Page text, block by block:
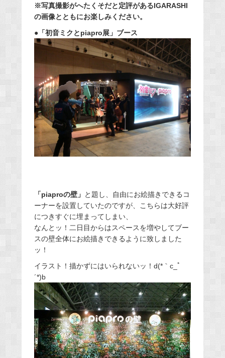
※写真撮影がへたくそだと定評があるIGARASHI
の画像とともにお楽しみください。
●「初音ミクとpiapro展」ブース
「piaproの壁」 と題し、自由にお絵描きできるコ
ーナーを設置していたのですが、こちらは大好評
につきすぐに埋まってしまい、
なんとッ！二日目からはスペースを増やしてブー
スの壁全体にお絵描きできるように致しました
ッ！
イラスト！描かずにはいられないッ！d(*｀c_ﾟ
´*)b